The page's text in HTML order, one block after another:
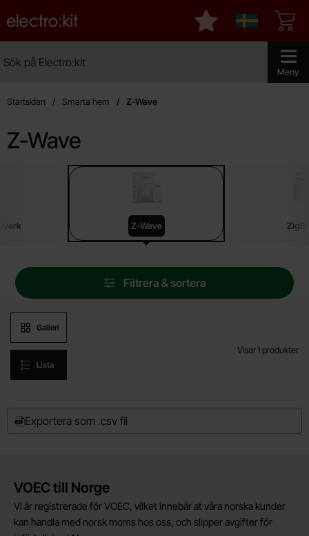
Meny
Startsidan för Electro:kit
Sverige
Mina favoriter
Startsidan Smarta hem Z-Wave
Z-Wave
Underkategorier
Z-Wave
Hoppa
över
filtersektionen
Filtrera & sortera
Filtrera & sortera
Galleri
Lista
Visar1 produkter
produktlista
Aeotec Z-Stick 7 - Z-
Wave Gateway
Inklusive 25% moms
Exportera som .csv fil
Kort allmän information
VOEC till Norge
Vi är registrerade för VOEC, vilket innebär at våra norska kunder
kan handla med norsk moms hos oss, och slipper avgifter för